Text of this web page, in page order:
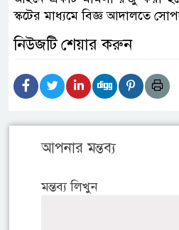
স্কটের মাধ্যমে বিজ্ঞ আদালতে
নিউজটি শেয়ার করুন
আপনার মন্তব্য
মন্তব্য লিখুন